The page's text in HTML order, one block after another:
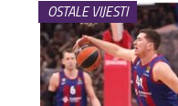
OSTALE VIJESTI